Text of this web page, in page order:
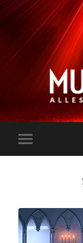
Mobile-
Menü